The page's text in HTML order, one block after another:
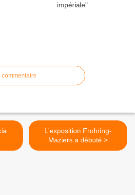
commentaire
L'exposition Frohring-
Maziers a débuté >